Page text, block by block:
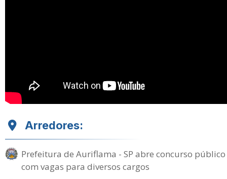
Arredores:
Prefeitura de Auriflama - SP abre concurso público
com vagas para diversos cargos